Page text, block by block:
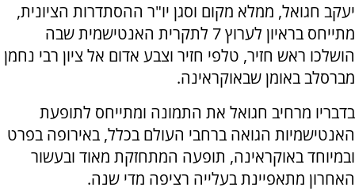
יעקב חגואל, ממלא מקום וסגן יו"ר ההסתדרות הציונית,
מתייחס בראיון לערוץ 7 לתקרית האנטישמית שבה
הושלכו ראש חזיר, טלפי חזיר וצבע אדום אל ציון רבי נחמן
מברסלב באומן שבאוקראינה.
בדבריו מרחיב חגואל את התמונה ומתייחס לתופעת
האנטישמיות הגואה ברחבי העולם בכלל, באירופה בפרט
ובמיוחד באוקראינה, תופעה המתחזקת מאוד ובעשור
האחרון מתאפיינת בעלייה רציפה מדי שנה.